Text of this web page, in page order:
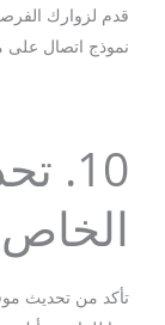
قدم لزوارك
نموذج اتصال على
10.
تأكد من تحديث